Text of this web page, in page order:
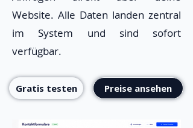
Website. Alle Daten landen zentral
im System und sind sofort
verfügbar.
Gratis testen Preise ansehen